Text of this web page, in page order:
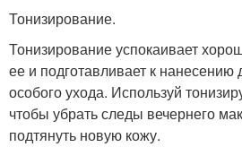
Тонизирование.
Тонизирование успокаивает
ее и подготавливает к нанесению
особого ухода. Используй
чтобы убрать следы вечернего
подтянуть новую кожу.